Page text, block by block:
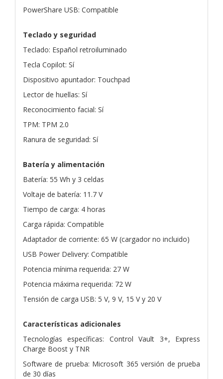
PowerShare USB: Compatible
Teclado y seguridad
Teclado: Español retroiluminado
Tecla Copilot: Sí
Dispositivo apuntador: Touchpad
Lector de huellas: Sí
Reconocimiento facial: Sí
TPM: TPM 2.0
Ranura de seguridad: Sí
Batería y alimentación
Batería: 55 Wh y 3 celdas
Voltaje de batería: 11.7 V
Tiempo de carga: 4 horas
Carga rápida: Compatible
Adaptador de corriente: 65 W (cargador no incluido)
USB Power Delivery: Compatible
Potencia mínima requerida: 27 W
Potencia máxima requerida: 72 W
Tensión de carga USB: 5 V, 9 V, 15 V y 20 V
Características adicionales
Tecnologías específicas: Control Vault 3+, Express
Charge Boost y TNR
Software de prueba: Microsoft 365 versión de prueba
de 30 días